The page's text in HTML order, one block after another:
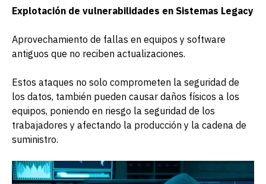
Explotación de vulnerabilidades en Sistemas Legacy
Aprovechamiento de fallas en equipos y software
antiguos que no reciben actualizaciones.
Estos ataques no solo comprometen la seguridad de
los datos, también pueden causar daños físicos a los
equipos, poniendo en riesgo la seguridad de los
trabajadores y afectando la producción y la cadena de
suministro.